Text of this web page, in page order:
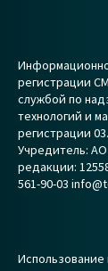
регистрации
службой по
технологий и
регистрации
Учредитель: АО
редакции:
561-90-03
Использование